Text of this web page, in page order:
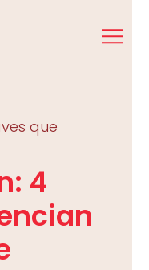
que
4